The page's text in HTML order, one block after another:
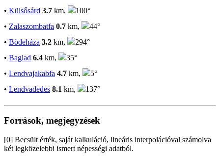
• Külsősárd 3.7 km,
100°
• Zalaszombatfa 0.7 km,
44°
• Bödeháza 3.2 km,
294°
• Baglad 6.4 km,
35°
• Lendvajakabfa 4.7 km,
5°
• Lendvadedes 8.1 km, 137°
Források, megjegyzések
[0] Becsült érték, saját kalkuláció, lineáris interpolációval számolva
két legközelebbi ismert népességi adatból.